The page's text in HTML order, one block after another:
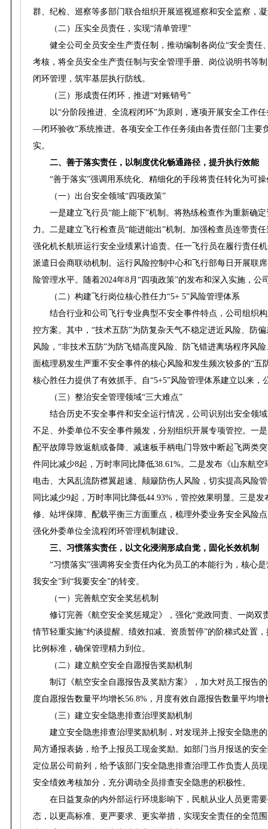
群、纪检、巡察等多部门联合组织开展巡视巡察和安全监察，
（二）压实全员责任，实现“清单管理”
健全公司全员安全生产责任制，推动编制各岗位“安全责
考核，将全员安全生产责任制与安全管理手册、岗位说明书等
闭环管理，筑牢基层执行防线。
（三）形成责任闭环，推进“对账销号”
以“分阶段推进、全流程闭环”为原则，逐项开展安全工作
—闭环验收”系统推进。各项安全工作任务须由各责任部门主
实。
二、善于落实责任，以制度优化畅通路径，提升执行效能
“善于落实”强调用系统化、精细化的手段将责任转化为可
（一）出台安全领域“四项政策”
一是建立飞行员“能上能下”机制。将熟练检查作为重新确
力。二是建立飞行检查员“能进能出”机制。加强检查员连带责
强化机长航班运行安全业绩累计追责。任一飞行员在履行责任
派遣日会商联动机制。运行风险控制中心和飞行部每日开展联
险管理水平。随着2024年8月“四项政策”的发布和深入实施，
（二）构建飞行岗位核心胜任力“5+ 5”风险管理体系
结合行业和公司飞行专业典型不安全事件特点，公司组织
控方案。其中，“技术五防”为防复杂天气不稳定进近风险、防
风险，“非技术五防”为防飞错高度风险、防飞错进离场程序风
面梳理易发生严重不安全事件的核心风险和发生频次较多的“
核心胜任力提供了有效抓手。自“5+5”风险管理体系建立以来
（三）整治安全管理领域“三大难点”
结合历史不安全事件和安全运行情况，公司识别出安全领
不足、外委单位不安全事件频发，分别组织开展专项管控。一
配平故障导致返航或备降、减速板手柄电门导致中断起飞两类
件同比减少8起，万时率同比降低38.61%。二是发布《山东航
电击、大风乱流防襟翼超速、颠簸防伤人风险，切实提高风险
同比减少9起，万时率同比降低44.93%，管控效果明显。三是
修、站坪保障、配载平衡三方面重点，梳理外委业务安全风险
强化外委单位全流程闭环管理机制建设。
三、习惯落实责任，以文化浸润形成自觉，固化长效机制
“习惯落实”强调将安全责任内化为员工的本能行为，核心
我安全”到“我要安全”的转变。
（一）完善航空安全奖惩机制
修订完善《航空安全奖惩规定》，强化“党政同责、一岗
情节轻重实施“约谈提醒、绩效扣减、资质暂停”的阶梯式处置
比例标准，确保管理精力到位。
（二）建立航空安全自愿报告奖励机制
制订《航空安全自愿报告及奖励方案》，加大对员工报告
度自愿报告数量平均增长56.8%，月度有效自愿报告数量平均
（三）建立安全隐患排查治理奖励机制
建立安全隐患排查治理奖励机制，对发现并上报安全隐患
局方通报表扬，给予上报员工现金奖励。如部门当月报送的安
定位居公司前列，给予该部门安全隐患排查治理工作负责人员
安全绩效考核加分，充分调动全员排查安全隐患的积极性。
在日益复杂的内外部运行环境影响下，民航从业人员更需
态，以更高标准、更严要求、更实举措，实现安全责任的全范